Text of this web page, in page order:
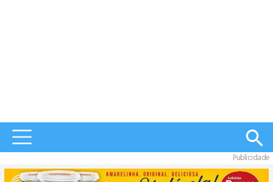
Publicidade